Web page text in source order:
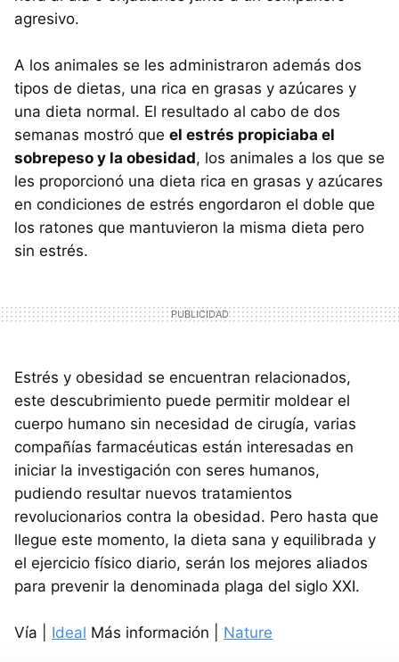
agresivo.
A los animales se les administraron además dos
tipos de dietas, una rica en grasas y azúcares y
una dieta normal. El resultado al cabo de dos
semanas mostró que el estrés propiciaba el
sobrepeso y la obesidad, los animales a los que se
les proporcionó una dieta rica en grasas y azúcares
en condiciones de estrés engordaron el doble que
los ratones que mantuvieron la misma dieta pero
sin estrés.
Estrés y obesidad se encuentran relacionados,
este descubrimiento puede permitir moldear el
cuerpo humano sin necesidad de cirugía, varias
compañías farmacéuticas están interesadas en
iniciar la investigación con seres humanos,
pudiendo resultar nuevos tratamientos
revolucionarios contra la obesidad. Pero hasta que
llegue este momento, la dieta sana y equilibrada y
el ejercicio físico diario, serán los mejores aliados
para prevenir la denominada plaga del siglo XXI.
Vía | Ideal Más información | Nature